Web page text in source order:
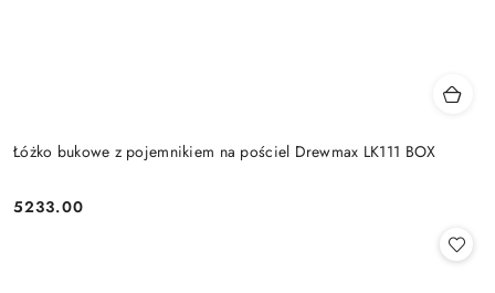
Łóżko bukowe z pojemnikiem na pościel Drewmax LK111 BOX
Cena:
5233.00